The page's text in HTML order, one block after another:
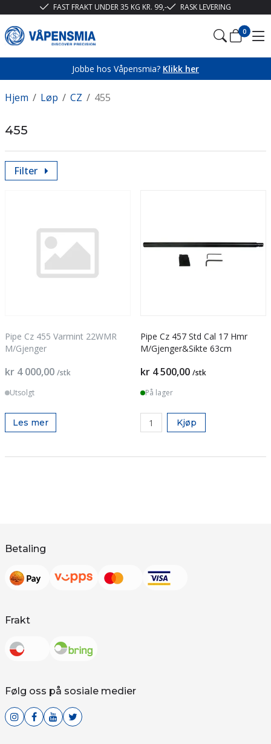
FAST FRAKT UNDER 35 KG KR. 99,- RASK LEVERING
0
Jobbe hos Våpensmia? Klikk her
/
Hjem /
Løp /
CZ 455
455
Filter
Pipe Cz 455 Varmint 22WMR
M/Gjenger
kr 4 000,00 /stk
Utsolgt
Les mer
Pipe Cz 457 Std Cal 17 Hmr
M/Gjenger&Sikte 63cm
kr 4 500,00 /stk
På lager
Kjøp
Betaling
Frakt
Følg oss på sosiale medier